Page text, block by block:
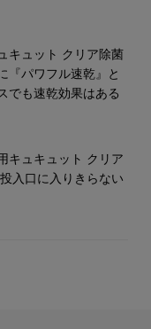
キュット クリア除菌
『パワフル速乾』と
でも速乾効果はある
キュキュット クリア
入口に入りきらない